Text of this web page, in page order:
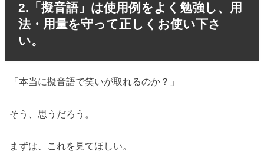
2.「擬音語」は使用例をよく勉強し、用
法・用量を守って正しくお使い下さ
い。
「本当に擬音語で笑いが取れるのか？」
そう、思うだろう。
まずは、これを見てほしい。